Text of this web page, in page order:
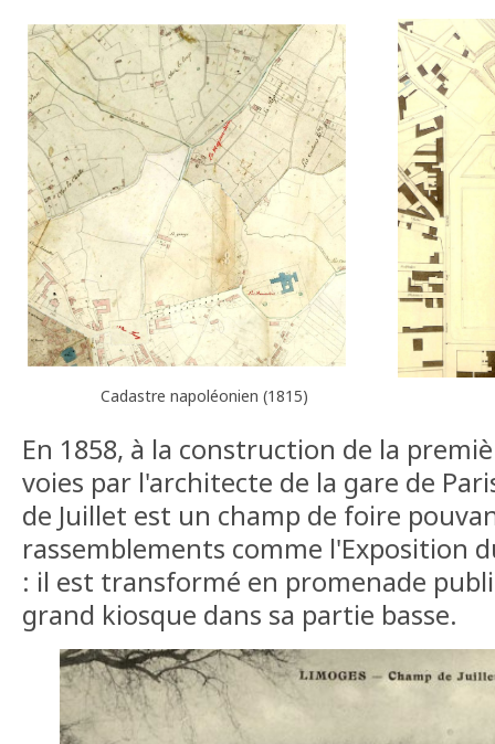
Cadastre napoléonien (1815)
En 1858, à la construction de la
voies par l'architecte de la gare de
de Juillet est un champ de foire
rassemblements comme l'Exposition
: il est transformé en promenade
grand kiosque dans sa partie basse.